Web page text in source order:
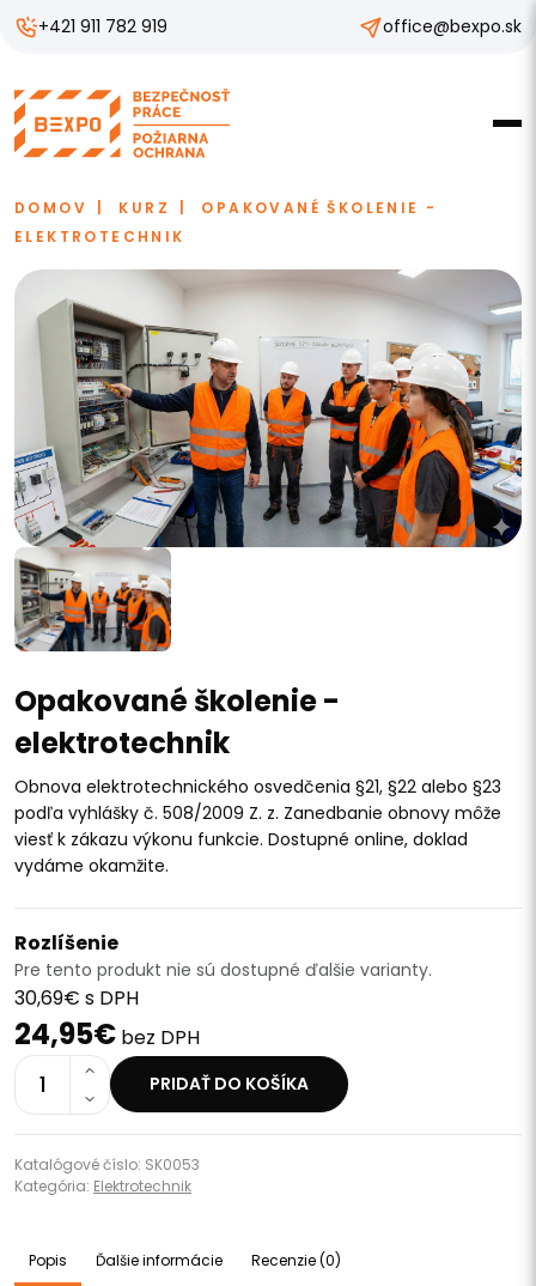
+421 911 782 919 office@bexpo.sk
DOMOV KURZ
OPAKOVANÉ ŠKOLENIE -
ELEKTROTECHNIK
Opakované školenie -
elektrotechnik
Obnova elektrotechnického osvedčenia §21, §22 alebo §23
podľa vyhlášky č. 508/2009 Z. z. Zanedbanie obnovy môže
viesť k zákazu výkonu funkcie. Dostupné online, doklad
vydáme okamžite.
Rozlíšenie
Pre tento produkt nie sú dostupné ďalšie varianty.
30,69€ s DPH
24,95€ bez DPH
1 PRIDAŤ DO KOŠÍKA
Katalógové číslo: SK0053
Kategória: Elektrotechnik
Popis Ďalšie informácie Recenzie (0)